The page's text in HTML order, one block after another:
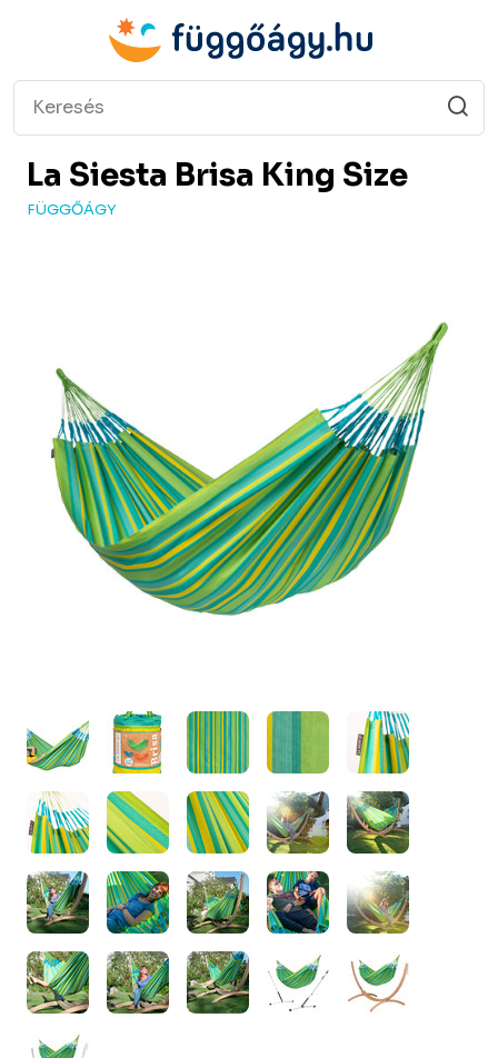
La Siesta Brisa King Size
FÜGGŐÁGY